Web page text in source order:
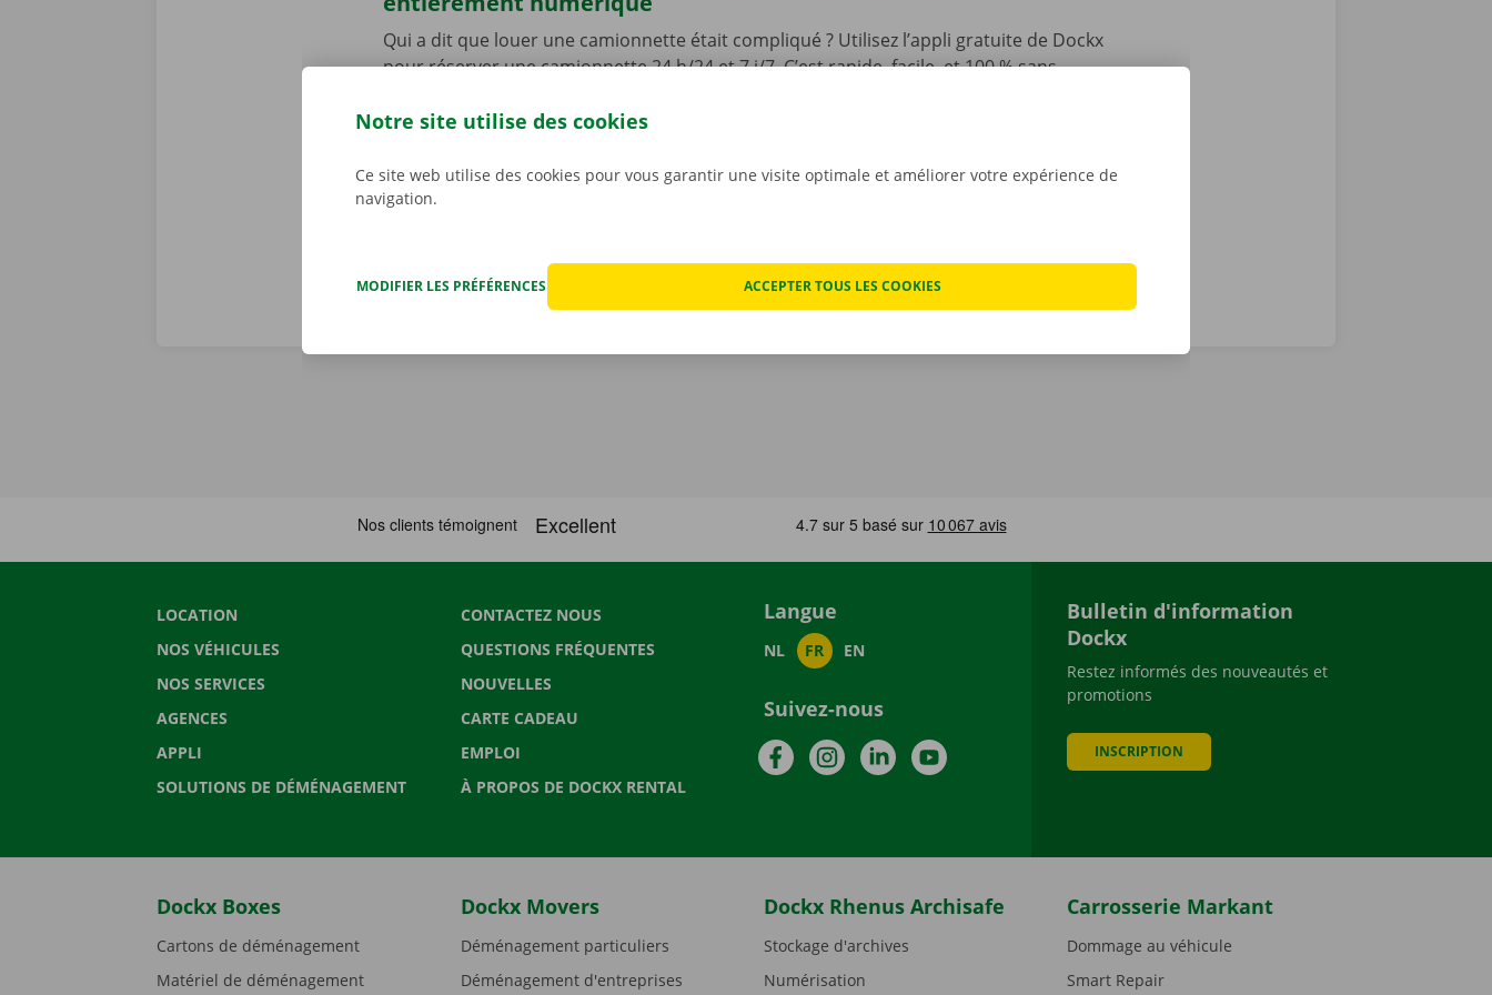
Qui a dit que louer une camionnette était compliqué ? Utilisez l’appli gratuite de Dockx
pour réserver une camionnette 24 h/24 et 7 j/7. C’est rapide, facile, et 100 % sans
aller récupérer votre camionnette, que vous pourrez déverrouiller à l’aide d’une clé
notre offre.
LOCATION
NOS VÉHICULES
NOS SERVICES
AGENCES
APPLI
SOLUTIONS DE DÉMÉNAGEMENT
CONTACTEZ NOUS
QUESTIONS FRÉQUENTES
NOUVELLES
CARTE CADEAU
EMPLOI
À PROPOS DE DOCKX RENTAL
Langue
NL FR EN
Suivez-nous
FacebookInstagramLinkedInYouTube
Bulletin d'information
Dockx
Restez informés des nouveautés et
promotions
INSCRIPTION
Dockx Boxes
Cartons de déménagement
Matériel de déménagement
Dockx Movers
Déménagement particuliers
Déménagement d'entreprises
Dockx Rhenus Archisafe
Stockage d'archives
Numérisation
Carrosserie Markant
Dommage au véhicule
Smart Repair
Notre site utilise des cookies
Ce site web utilise des cookies pour vous garantir une visite optimale et améliorer votre expérience de
navigation.
MODIFIER LES PRÉFÉRENCES ACCEPTER TOUS LES COOKIES